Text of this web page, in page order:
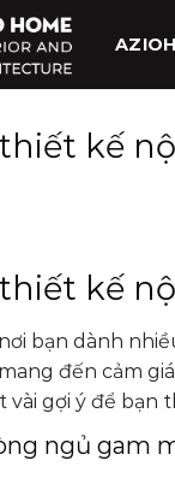
kế
kế
nơi bạn dành
đến cảm
vài gợi ý để bạn
ngủ gam